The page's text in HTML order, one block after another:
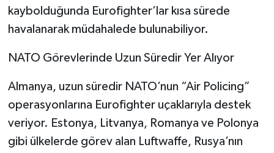
kaybolduğunda Eurofighter’lar kısa sürede
havalanarak müdahalede bulunabiliyor.
NATO Görevlerinde Uzun Süredir Yer Alıyor
Almanya, uzun süredir NATO’nun “Air Policing”
operasyonlarına Eurofighter uçaklarıyla destek
veriyor. Estonya, Litvanya, Romanya ve Polonya
gibi ülkelerde görev alan Luftwaffe, Rusya’nın